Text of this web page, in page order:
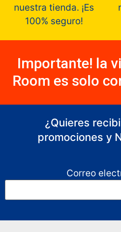
nuestra tienda. ¡Es
100% seguro!
Importante! la
Room es solo
¿Quieres
promociones y
Correo